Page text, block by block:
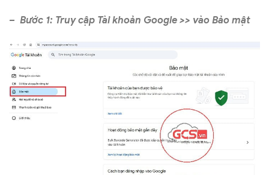
– Bước 1: Truy cập Tài khoản Google >> vào Bảo mật